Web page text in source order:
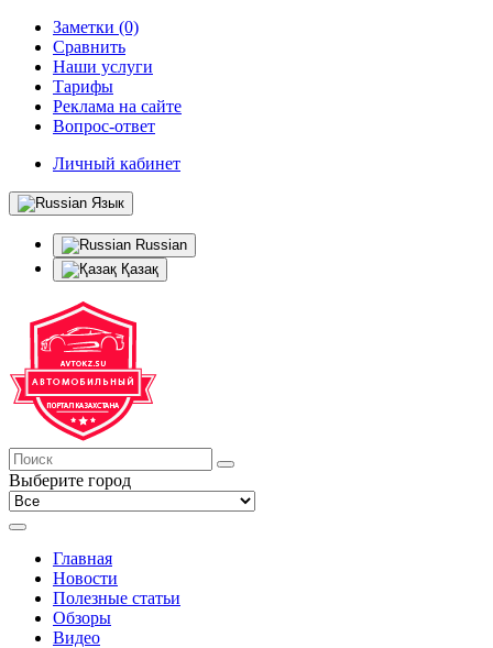
Заметки (0)
Сравнить
Наши услуги
Тарифы
Реклама на сайте
Вопрос-ответ
Личный кабинет
Язык
Russian
Қазақ
Выберите город
Главная
Новости
Полезные статьи
Обзоры
Видео